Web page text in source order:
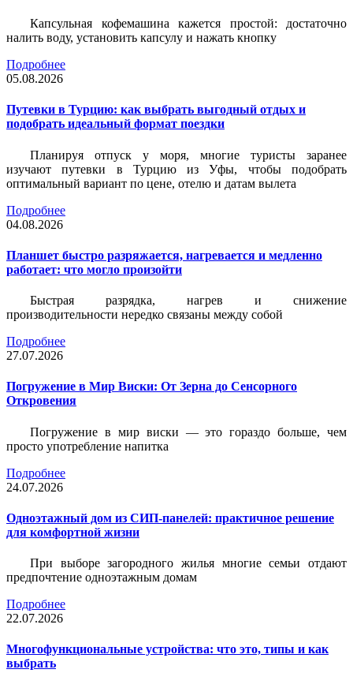
Капсульная кофемашина кажется простой: достаточно
налить воду, установить капсулу и нажать кнопку
Подробнее
05.08.2026
Путевки в Турцию: как выбрать выгодный отдых и
подобрать идеальный формат поездки
Планируя отпуск у моря, многие туристы заранее
изучают путевки в Турцию из Уфы, чтобы подобрать
оптимальный вариант по цене, отелю и датам вылета
Подробнее
04.08.2026
Планшет быстро разряжается, нагревается и медленно
работает: что могло произойти
Быстрая разрядка, нагрев и снижение
производительности нередко связаны между собой
Подробнее
27.07.2026
Погружение в Мир Виски: От Зерна до Сенсорного
Откровения
Погружение в мир виски — это гораздо больше, чем
просто употребление напитка
Подробнее
24.07.2026
Одноэтажный дом из СИП-панелей: практичное решение
для комфортной жизни
При выборе загородного жилья многие семьи отдают
предпочтение одноэтажным домам
Подробнее
22.07.2026
Многофункциональные устройства: что это, типы и как
выбрать